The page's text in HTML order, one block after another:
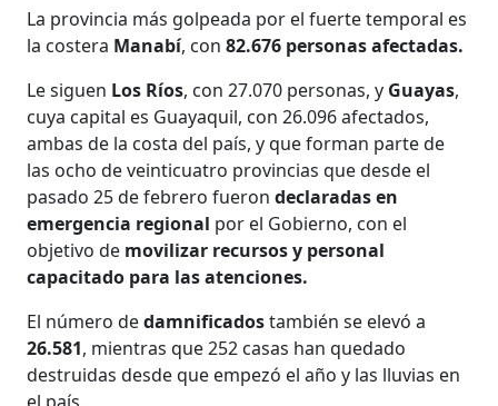
La provincia más golpeada por el fuerte temporal es
la costera Manabí, con82.676 personas afectadas.
Le siguen Los Ríos, con 27.070 personas, y Guayas,
cuya capital es Guayaquil, con 26.096 afectados,
ambas de la costa del país, y que forman parte de
las ocho de veinticuatro provincias que desde el
pasado 25 de febrero fuerondeclaradas en
emergencia regional por el Gobierno, con el
objetivo de movilizar recursos y personal
capacitado para las atenciones.
El número dedamnificadostambién se elevó a
26.581, mientras que 252 casas han quedado
destruidas desde que empezó el año y las lluvias en